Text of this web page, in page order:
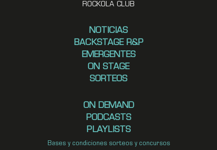
ROCKOLA CLUB
NOTICIAS
BACKSTAGE R&P
EMERGENTES
ON STAGE
SORTEOS
ON DEMAND
PODCASTS
PLAYLISTS
Bases y condiciones sorteos y concursos